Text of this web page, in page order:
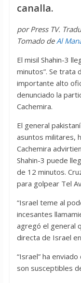
canalla.
por Press TV.
Tomado deAl
El misil Shahin-3
minutos”. Se trata
importante alto
denunciado la
Cachemira.
El general
asuntos militares,
Cachemira
Shahin-3 puede
de 12 minutos.
para golpear Tel
“Israel teme al
incesantes
agregó el general
directa de Israel
“Israel” ha
son susceptibles